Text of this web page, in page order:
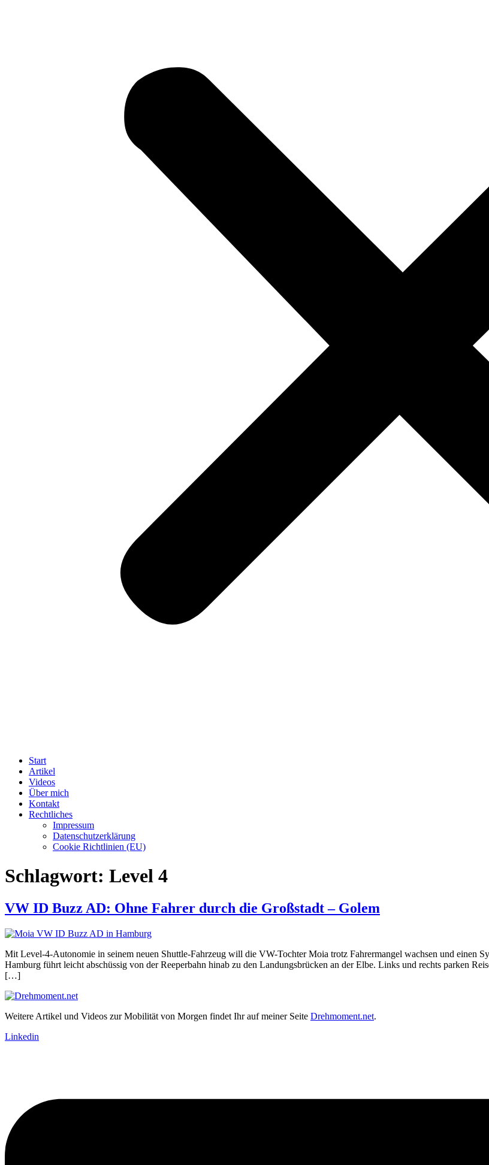
Start
Artikel
Videos
Über mich
Kontakt
Rechtliches
Impressum
Datenschutzerklärung
Cookie Richtlinien (EU)
Schlagwort: Level 4
VW ID Buzz AD: Ohne Fahrer durch die Großstadt – Golem
Mit Level-4-Autonomie in seinem neuen Shuttle-Fahrzeug will die VW-Tochter Moia trotz Fahrermangel wachsen und einen
Hamburg führt leicht abschüssig von der Reeperbahn hinab zu den Landungsbrücken an der Elbe. Links und rechts parken
[…]
Weitere Artikel und Videos zur Mobilität von Morgen findet Ihr auf meiner Seite Drehmoment.net.
Linkedin